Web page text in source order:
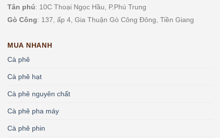
Tân phú: 10C Thoại Ngọc Hầu, P.Phú Trung
Gò Công: 137, ấp 4, Gia Thuận Gò Công Đông, Tiền Giang
MUA NHANH
Cà phê
Cà phê hạt
Cà phê nguyên chất
Cà phê pha máy
Cà phê phin